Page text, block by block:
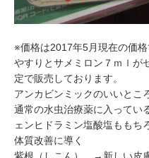
※価格は2017年5月現在の価格
やすりとサメミロン７ｍｌが
定で販売しております。
アンカビンミックのいいとこ
通常の水虫治療薬に入ってい
ェンヒドラミン塩酸塩ももち
体質改善に導く